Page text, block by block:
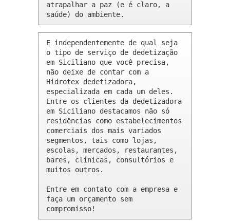
atrapalhar a paz (e é claro, a
saúde) do ambiente.
E independentemente de qual seja
o tipo de serviço de dedetização
em Siciliano que você precisa,
não deixe de contar com a
Hidrotex dedetizadora,
especializada em cada um deles.
Entre os clientes da dedetizadora
em Siciliano destacamos não só
residências como estabelecimentos
comerciais dos mais variados
segmentos, tais como lojas,
escolas, mercados, restaurantes,
bares, clínicas, consultórios e
muitos outros.
Entre em contato com a empresa e
faça um orçamento sem
compromisso!